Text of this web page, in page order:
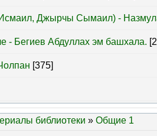
Джырчы Сымаил) -
- Бегиев Абдуллах эм башхала.
[375]
библиотеки » Общие 1